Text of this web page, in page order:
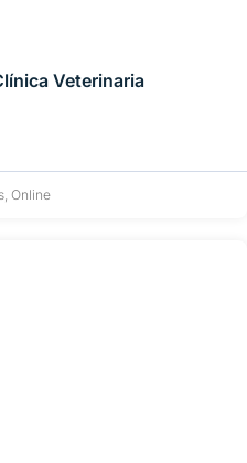
Veterinaria
, Online